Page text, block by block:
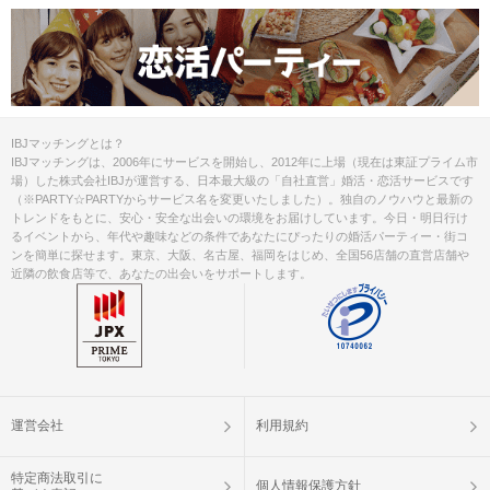
IBJマッチングとは？
IBJマッチングは、2006年にサービスを開始し、2012年に上場（現在は東証プライム市
場）した株式会社IBJが運営する、日本最大級の「自社直営」婚活・恋活サービスです
（※PARTY☆PARTYからサービス名を変更いたしました）。独自のノウハウと最新の
トレンドをもとに、安心・安全な出会いの環境をお届けしています。今日・明日行け
るイベントから、年代や趣味などの条件であなたにぴったりの婚活パーティー・街コ
ンを簡単に探せます。東京、大阪、名古屋、福岡をはじめ、全国56店舗の直営店舗や
近隣の飲食店等で、あなたの出会いをサポートします。
運営会社 利用規約
特定商法取引に
個人情報保護方針